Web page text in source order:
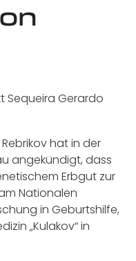
Sequeira Gerardo
hat in der
angekündigt, dass
Erbgut zur
Nationalen
in Geburtshilfe,
„Kulakov“ in